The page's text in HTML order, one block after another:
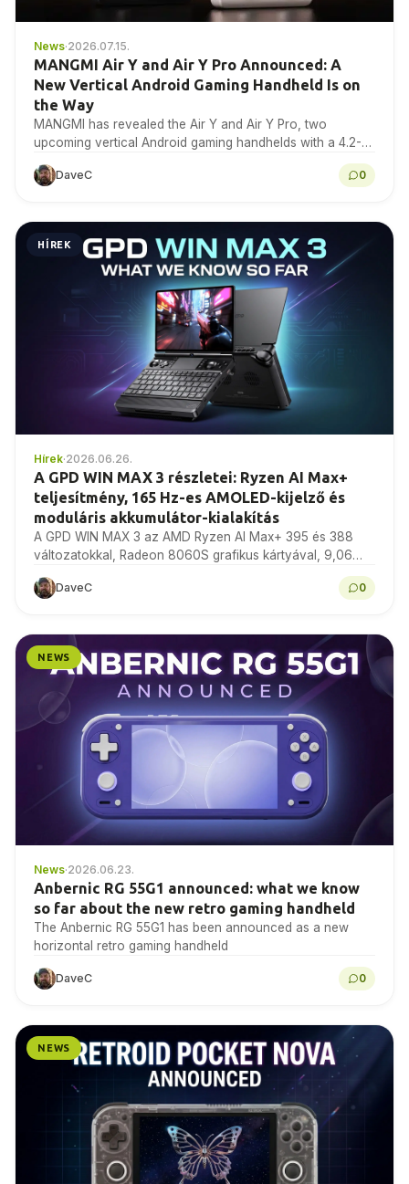
News·2026.07.15.
MANGMI Air Y and Air Y Pro Announced: A
New Vertical Android Gaming Handheld Is on
the Way
MANGMI has revealed the Air Y and Air Y Pro, two
upcoming vertical Android gaming handhelds with a 4.2-
DaveC 0
HÍREK
Hírek·2026.06.26.
A GPD WIN MAX 3 részletei: Ryzen AI Max+
teljesítmény, 165 Hz-es AMOLED-kijelző és
moduláris akkumulátor-kialakítás
A GPD WIN MAX 3 az AMD Ryzen AI Max+ 395 és 388
változatokkal, Radeon 8060S grafikus kártyával, 9,06
DaveC 0
NEWS
News·2026.06.23.
Anbernic RG 55G1 announced: what we know
so far about the new retro gaming handheld
The Anbernic RG 55G1 has been announced as a new
horizontal retro gaming handheld
DaveC 0
NEWS